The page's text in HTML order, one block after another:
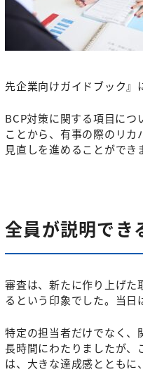
先企業向けガイドブック』
BCP対策に関する項目に
ことから、有事の際のリ
見直しを進めることができ
全員が説明でき
審査は、新たに作り上げた
るという印象でした。当
特定の担当者だけでなく、
長時間にわたりましたが、
は、大きな達成感とともに